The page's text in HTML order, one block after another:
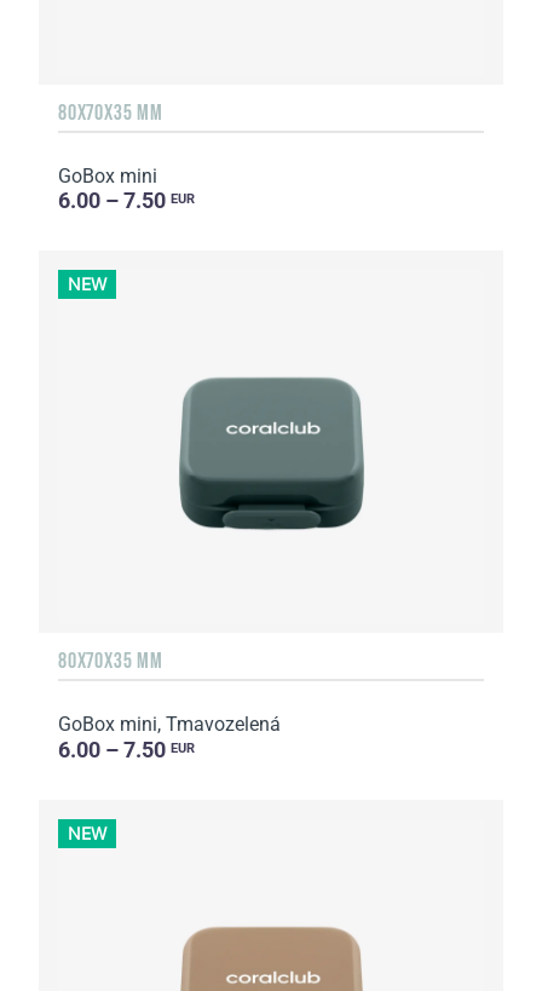
80X70X35 MM
GoBox mini
6.00 – 7.50 EUR
NEW
80X70X35 MM
GoBox mini, Tmavozelená
6.00 – 7.50 EUR
NEW